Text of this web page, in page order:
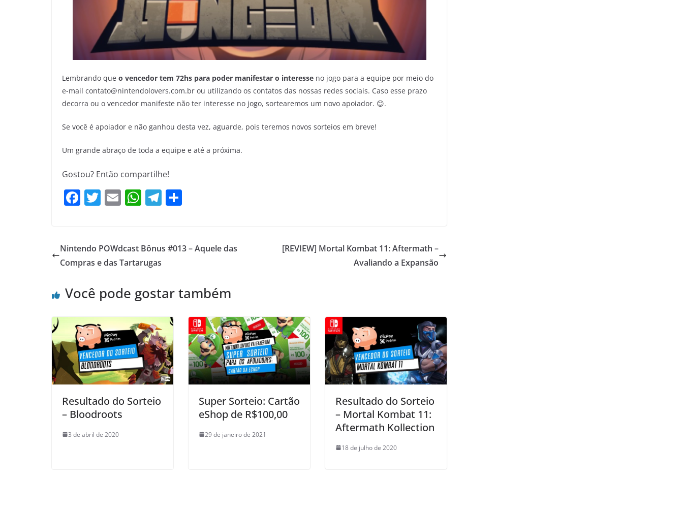
Lembrando que o vencedor tem 72hs para poder manifestar o interesse no jogo para a equipe por meio do
e-mail contato@nintendolovers.com.br ou utilizando os contatos das nossas redes sociais. Caso esse prazo
decorra ou o vencedor manifeste não ter interesse no jogo, sortearemos um novo apoiador. 😊.
Se você é apoiador e não ganhou desta vez, aguarde, pois teremos novos sorteios em breve!
Um grande abraço de toda a equipe e até a próxima.
Gostou? Então compartilhe!
F
e
b
o
k
T
er
E
l
W
s
A
p
T
gr e
Nintendo POWdcast Bônus #013 – Aquele das
Compras e das Tartarugas
[REVIEW] Mortal Kombat 11: Aftermath –
Avaliando a Expansão
Você pode gostar também
Resultado do Sorteio
– Bloodroots
3 de abril de 2020
Super Sorteio: Cartão
eShop de R$100,00
29 de janeiro de 2021
Resultado do Sorteio
– Mortal Kombat 11:
Aftermath Kollection
18 de julho de 2020